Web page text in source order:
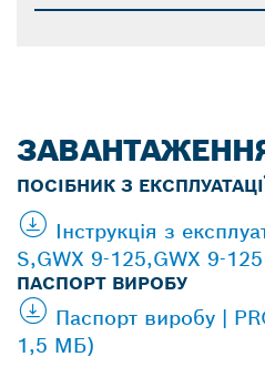
ПОСІБНИК З
Інструкція з
S,GWX 9-125,GWX 9-
ПАСПОРТ ВИРОБУ
Паспорт виробу |
1,5 МБ)